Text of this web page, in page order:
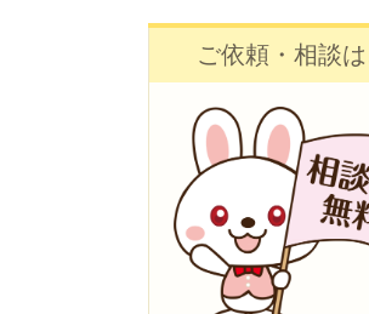
ご依頼・相談